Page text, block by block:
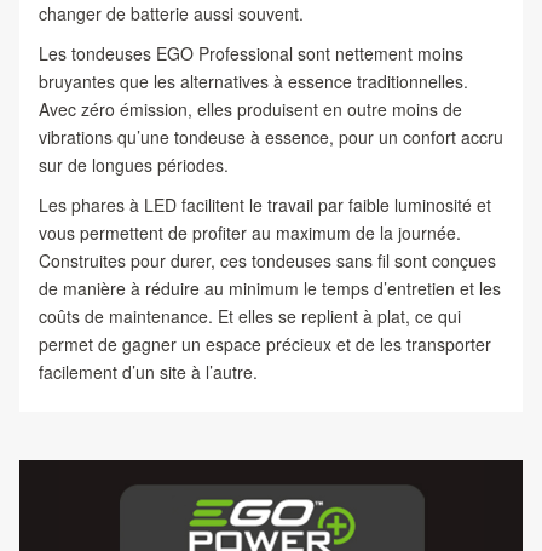
changer de batterie aussi souvent.
Les tondeuses EGO Professional sont nettement moins
bruyantes que les alternatives à essence traditionnelles.
Avec zéro émission, elles produisent en outre moins de
vibrations qu’une tondeuse à essence, pour un confort accru
sur de longues périodes.
Les phares à LED facilitent le travail par faible luminosité et
vous permettent de profiter au maximum de la journée.
Construites pour durer, ces tondeuses sans fil sont conçues
de manière à réduire au minimum le temps d’entretien et les
coûts de maintenance. Et elles se replient à plat, ce qui
permet de gagner un espace précieux et de les transporter
facilement d’un site à l’autre.